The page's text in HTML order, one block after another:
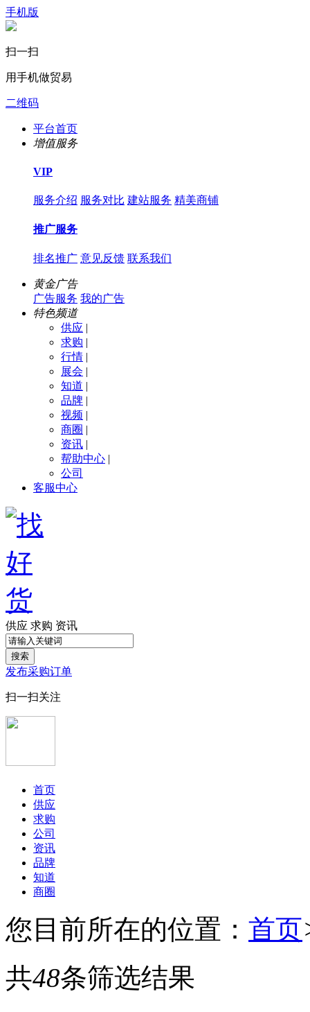
手机版
扫一扫
用手机做贸易
二维码
平台首页
增值服务
VIP
服务介绍 服务对比 建站服务 精美商铺
推广服务
排名推广 意见反馈 联系我们
黄金广告
广告服务 我的广告
特色频道
供应 |
求购 |
行情 |
展会 |
知道 |
品牌 |
视频 |
商圈 |
资讯 |
帮助中心 |
公司
客服中心
供应 求购 资讯
搜索
发布采购订单
扫一扫关注
首页
供应
求购
公司
资讯
品牌
知道
商圈
您目前所在的位置： 首页
共48条筛选结果